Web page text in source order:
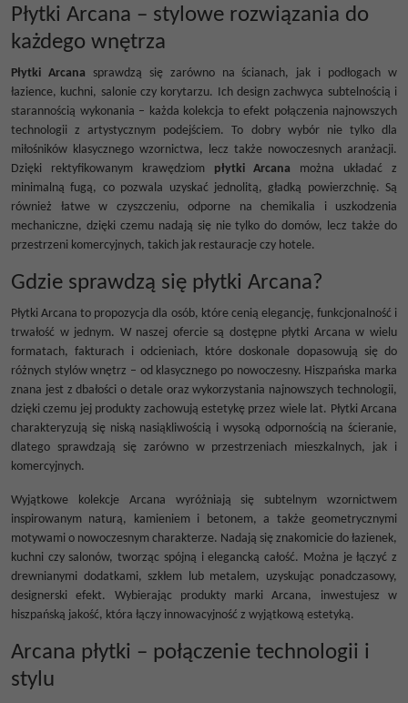
Płytki Arcana – stylowe rozwiązania do
każdego wnętrza
Płytki Arcana sprawdzą się zarówno na ścianach, jak i podłogach w
łazience, kuchni, salonie czy korytarzu. Ich design zachwyca subtelnością i
starannością wykonania – każda kolekcja to efekt połączenia najnowszych
technologii z artystycznym podejściem. To dobry wybór nie tylko dla
miłośników klasycznego wzornictwa, lecz także nowoczesnych aranżacji.
Dzięki rektyfikowanym krawędziom płytki Arcana można układać z
minimalną fugą, co pozwala uzyskać jednolitą, gładką powierzchnię. Są
również łatwe w czyszczeniu, odporne na chemikalia i uszkodzenia
mechaniczne, dzięki czemu nadają się nie tylko do domów, lecz także do
przestrzeni komercyjnych, takich jak restauracje czy hotele.
Gdzie sprawdzą się płytki Arcana?
Płytki Arcana to propozycja dla osób, które cenią elegancję, funkcjonalność i
trwałość w jednym. W naszej ofercie są dostępne płytki Arcana w wielu
formatach, fakturach i odcieniach, które doskonale dopasowują się do
różnych stylów wnętrz – od klasycznego po nowoczesny. Hiszpańska marka
znana jest z dbałości o detale oraz wykorzystania najnowszych technologii,
dzięki czemu jej produkty zachowują estetykę przez wiele lat. Płytki Arcana
charakteryzują się niską nasiąkliwością i wysoką odpornością na ścieranie,
dlatego sprawdzają się zarówno w przestrzeniach mieszkalnych, jak i
komercyjnych.
Wyjątkowe kolekcje Arcana wyróżniają się subtelnym wzornictwem
inspirowanym naturą, kamieniem i betonem, a także geometrycznymi
motywami o nowoczesnym charakterze. Nadają się znakomicie do łazienek,
kuchni czy salonów, tworząc spójną i elegancką całość. Można je łączyć z
drewnianymi dodatkami, szkłem lub metalem, uzyskując ponadczasowy,
designerski efekt. Wybierając produkty marki Arcana, inwestujesz w
hiszpańską jakość, która łączy innowacyjność z wyjątkową estetyką.
Arcana płytki – połączenie technologii i
stylu